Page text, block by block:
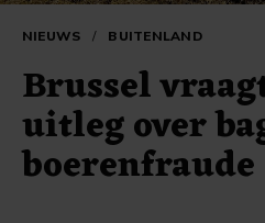
NIEUWS / BUITENLAND
Brussel
uitleg over
boerenfraude